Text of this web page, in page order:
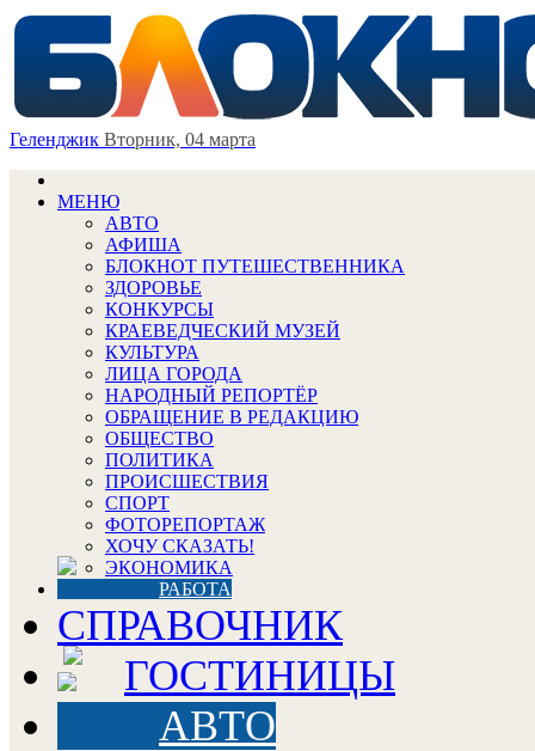
Геленджик Вторник, 04 марта
МЕНЮ
АВТО
АФИША
БЛОКНОТ ПУТЕШЕСТВЕННИКА
ЗДОРОВЬЕ
КОНКУРСЫ
КРАЕВЕДЧЕСКИЙ МУЗЕЙ
КУЛЬТУРА
ЛИЦА ГОРОДА
НАРОДНЫЙ РЕПОРТЁР
ОБРАЩЕНИЕ В РЕДАКЦИЮ
ОБЩЕСТВО
ПОЛИТИКА
ПРОИСШЕСТВИЯ
СПОРТ
ФОТОРЕПОРТАЖ
ХОЧУ СКАЗАТЬ!
ЭКОНОМИКА
РАБОТА
СПРАВОЧНИК
ГОСТИНИЦЫ
АВТО